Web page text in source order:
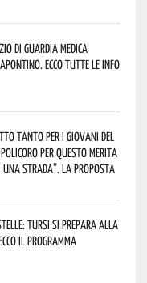
di Guardia Medica
Ecco tutte le info
tanto per i giovani del
per questo merita
strada”. La proposta
Tursi si prepara alla
il programma